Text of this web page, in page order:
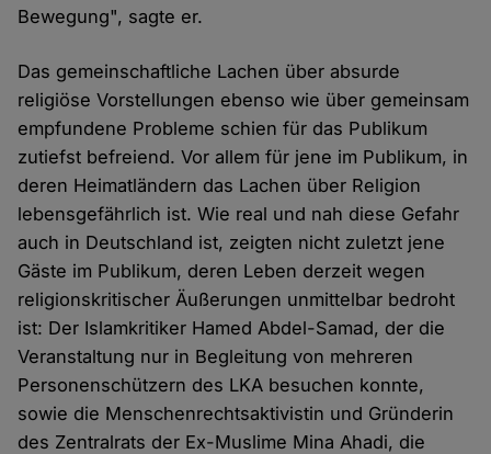
Bewegung", sagte er.
Das gemeinschaftliche Lachen über absurde
religiöse Vorstellungen ebenso wie über gemeinsam
empfundene Probleme schien für das Publikum
zutiefst befreiend. Vor allem für jene im Publikum, in
deren Heimatländern das Lachen über Religion
lebensgefährlich ist. Wie real und nah diese Gefahr
auch in Deutschland ist, zeigten nicht zuletzt jene
Gäste im Publikum, deren Leben derzeit wegen
religionskritischer Äußerungen unmittelbar bedroht
ist: Der Islamkritiker Hamed Abdel-Samad, der die
Veranstaltung nur in Begleitung von mehreren
Personenschützern des LKA besuchen konnte,
sowie die Menschenrechtsaktivistin und Gründerin
des Zentralrats der Ex-Muslime Mina Ahadi, die